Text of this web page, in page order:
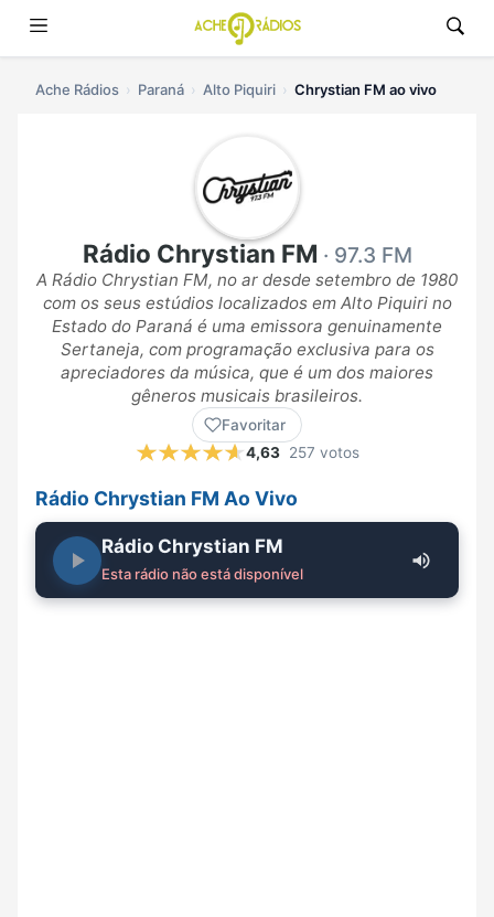
Ache Rádios Paraná Alto Piquiri Chrystian FM ao vivo
Rádio Chrystian FM · 97.3 FM
A Rádio Chrystian FM, no ar desde setembro de 1980
com os seus estúdios localizados em Alto Piquiri no
Estado do Paraná é uma emissora genuinamente
Sertaneja, com programação exclusiva para os
apreciadores da música, que é um dos maiores
gêneros musicais brasileiros.
Favoritar
4,63 257 votos
Rádio Chrystian FM Ao Vivo
Rádio Chrystian FM
Esta rádio não está disponível